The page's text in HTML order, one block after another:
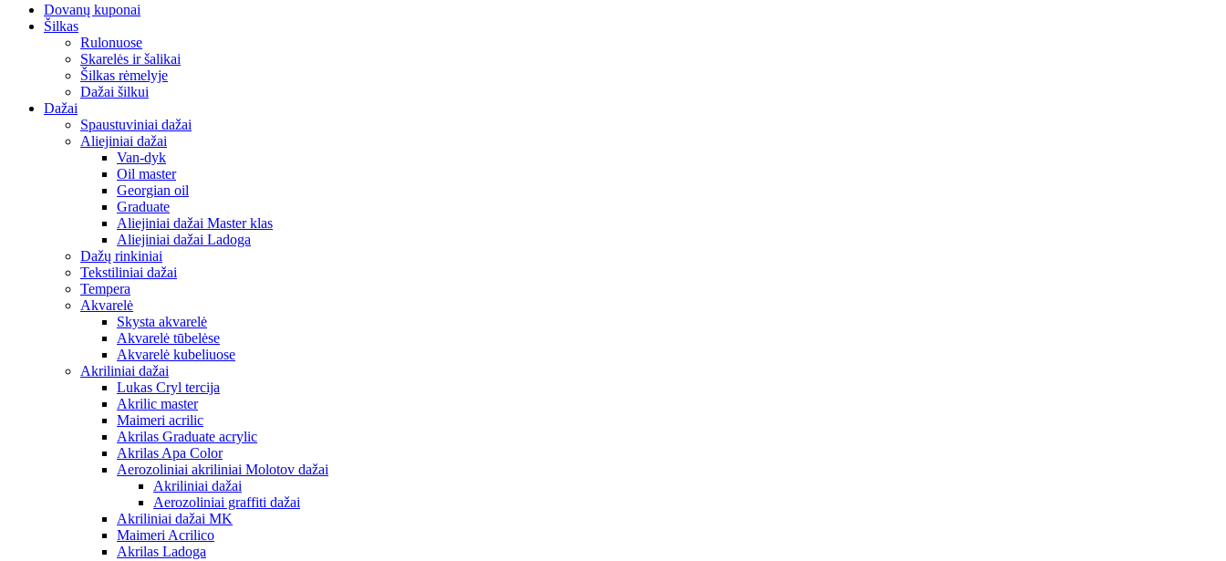
Dovanų kuponai
Šilkas
Rulonuose
Skarelės ir šalikai
Šilkas rėmelyje
Dažai šilkui
Dažai
Spaustuviniai dažai
Aliejiniai dažai
Van-dyk
Oil master
Georgian oil
Graduate
Aliejiniai dažai Master klas
Aliejiniai dažai Ladoga
Dažų rinkiniai
Tekstiliniai dažai
Tempera
Akvarelė
Skysta akvarelė
Akvarelė tūbelėse
Akvarelė kubeliuose
Akriliniai dažai
Lukas Cryl tercija
Akrilic master
Maimeri acrilic
Akrilas Graduate acrylic
Akrilas Apa Color
Aerozoliniai akriliniai Molotov dažai
Akriliniai dažai
Aerozoliniai graffiti dažai
Akriliniai dažai MK
Maimeri Acrilico
Akrilas Ladoga